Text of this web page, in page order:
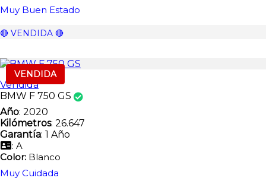
Muy Buen Estado
🔴 VENDIDA 🔴
VENDIDA
Vendida
BMW F 750 GS
Año: 2020
Kilómetros: 26.647
Garantía: 1 Año
: A
Color: Blanco
Muy Cuidada